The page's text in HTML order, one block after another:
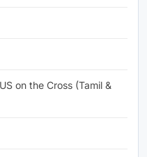
on the Cross (Tamil &